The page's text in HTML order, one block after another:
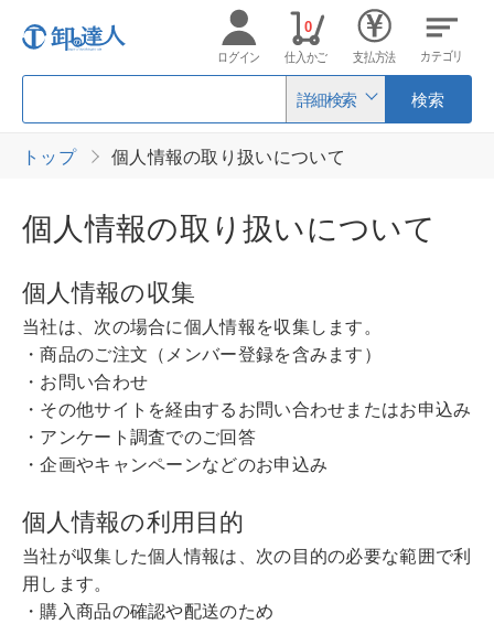
詳細検索 検索
ログイン 仕入かご
0
支払方法 カテゴリ
トップ 個人情報の取り扱いについて
個人情報の取り扱いについて
個人情報の収集
当社は、次の場合に個人情報を収集します。
・商品のご注文（メンバー登録を含みます）
・お問い合わせ
・その他サイトを経由するお問い合わせまたはお申込み
・アンケート調査でのご回答
・企画やキャンペーンなどのお申込み
個人情報の利用目的
当社が収集した個人情報は、次の目的の必要な範囲で利
用します。
・購入商品の確認や配送のため